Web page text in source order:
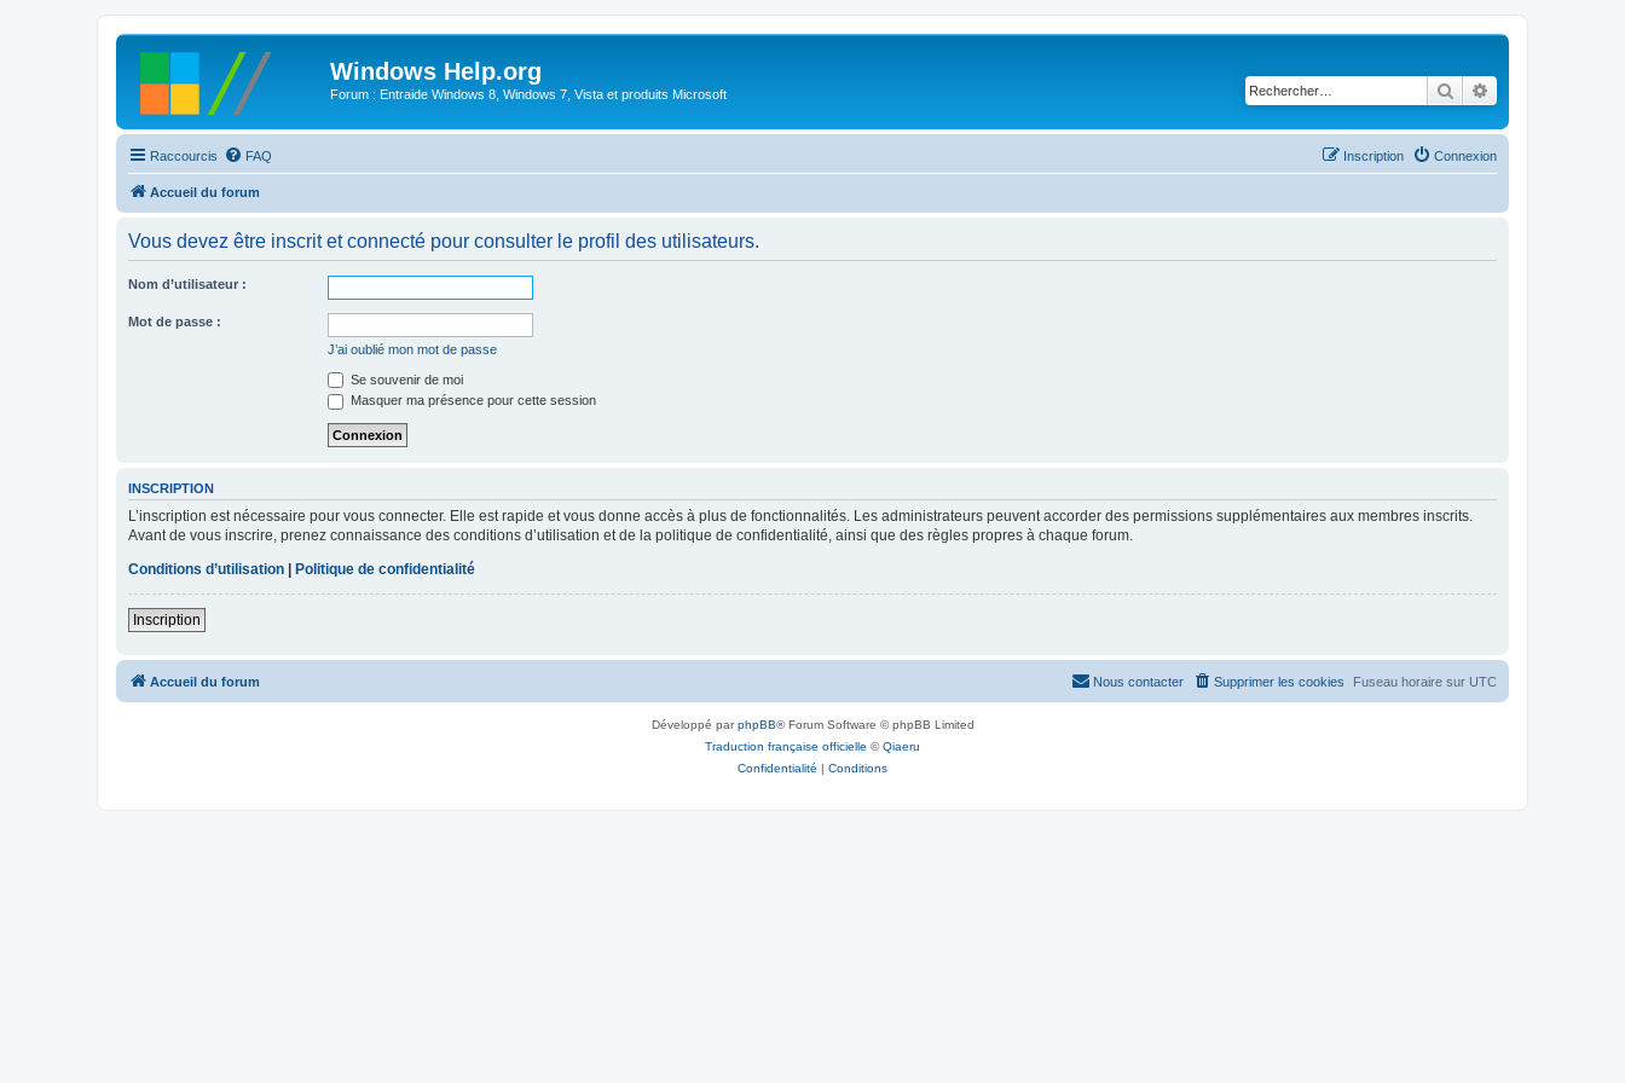
Windows Help.org
Forum : Entraide Windows 8, Windows 7, Vista et produits Microsoft Rechercher
Raccourcis FAQ Connexion
Inscription
Accueil du forum
Vous devez être inscrit et connecté pour consulter le profil des utilisateurs.
Nom d’utilisateur :
Mot de passe :
J’ai oublié mon mot de passe
Se souvenir de moi
Masquer ma présence pour cette session
INSCRIPTION
L’inscription est nécessaire pour vous connecter. Elle est rapide et vous donne accès à plus de fonctionnalités. Les administrateurs peuvent accorder des permissions supplémentaires aux membres inscrits.
Avant de vous inscrire, prenez connaissance des conditions d’utilisation et de la politique de confidentialité, ainsi que des règles propres à chaque forum.
Conditions d’utilisation
Politique de confidentialité
Inscription
Accueil du forum Fuseau horaire sur UTC
Supprimer les cookies
Nous contacter
Développé parphpBB® Forum Software © phpBB Limited
Traduction française officielle ©Qiaeru
Confidentialité | Conditions